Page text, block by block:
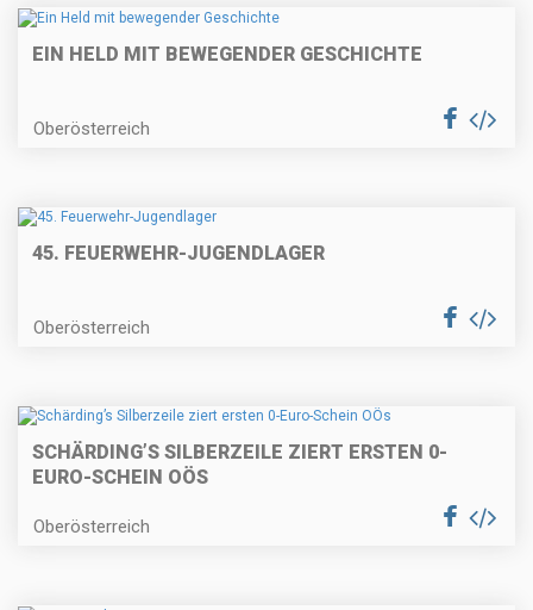
EIN HELD MIT BEWEGENDER GESCHICHTE
Oberösterreich
45. FEUERWEHR-JUGENDLAGER
Oberösterreich
SCHÄRDING’S SILBERZEILE ZIERT ERSTEN 0-
EURO-SCHEIN OÖS
Oberösterreich